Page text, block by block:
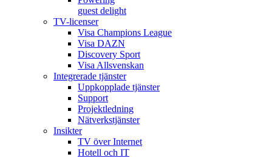
guest delight
TV-licenser
Visa Champions League
Visa DAZN
Discovery Sport
Visa Allsvenskan
Integrerade tjänster
Uppkopplade tjänster
Support
Projektledning
Nätverkstjänster
Insikter
TV över Internet
Hotell och IT